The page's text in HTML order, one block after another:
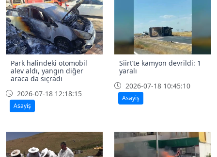
Park halindeki otomobil
alev aldı, yangın diğer
araca da sıçradı
2026-07-18 12:18:15
Asayiş
Siirt’te kamyon devrildi: 1
yaralı
2026-07-18 10:45:10
Asayiş